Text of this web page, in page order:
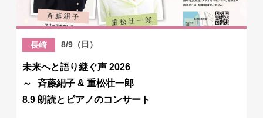
長崎 8/9（日）
未来へと語り継ぐ声 2026
～ 斉藤絹子 & 重松壮一郎
8.9 朗読とピアノのコンサート